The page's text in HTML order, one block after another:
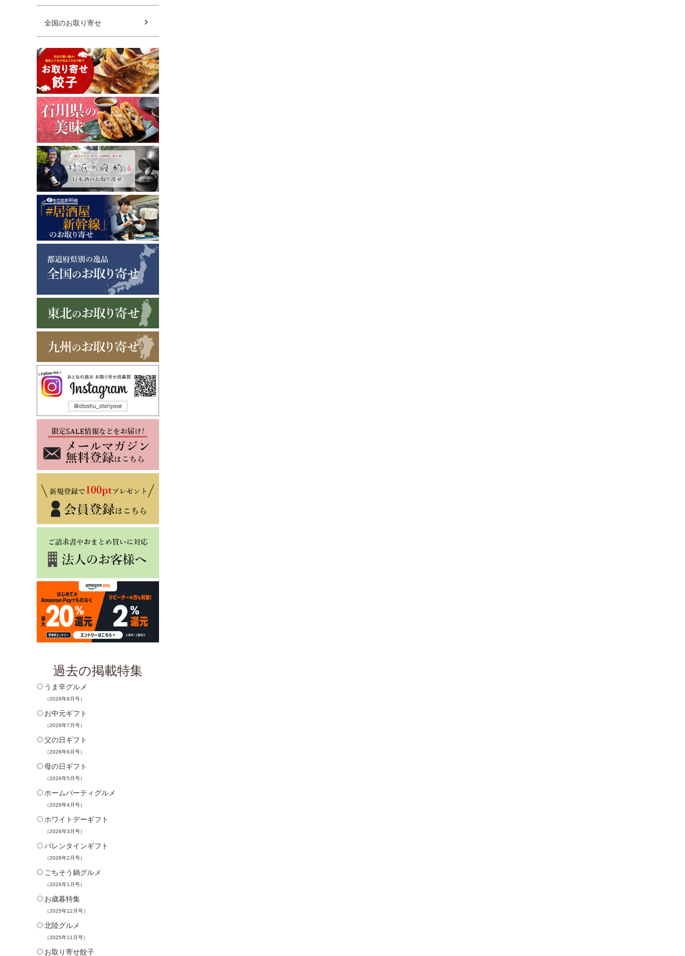
全国のお取り寄せ
過去の掲載特集
うま辛グルメ
（2026年8月号）
お中元ギフト
（2026年7月号）
父の日ギフト
（2026年6月号）
母の日ギフト
（2026年5月号）
ホームパーティグルメ
（2026年4月号）
ホワイトデーギフト
（2026年3月号）
バレンタインギフト
（2026年2月号）
ごちそう鍋グルメ
（2026年1月号）
お歳暮特集
（2025年12月号）
北陸グルメ
（2025年11月号）
お取り寄せ餃子